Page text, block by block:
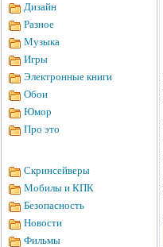
Дизайн
Разное
Музыка
Игры
Электронные книги
Обои
Юмор
Про это
Скринсейверы
Мобилы и КПК
Безопасность
Новости
Фильмы